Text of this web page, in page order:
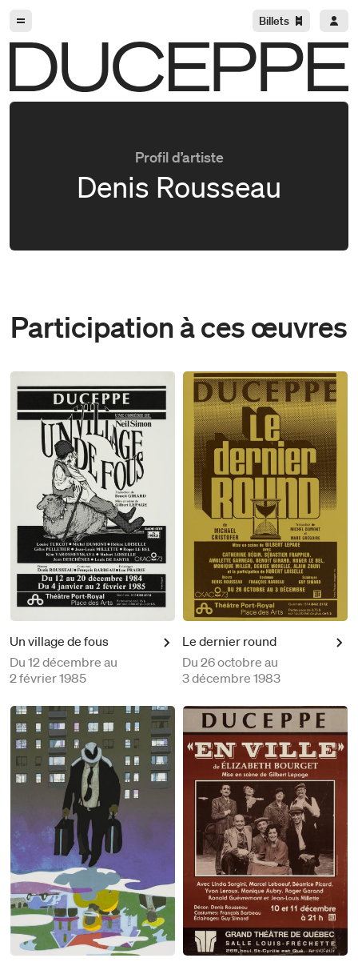
Billets
Profil d’artiste
Denis Rousseau
Participation à ces œuvres
Un village de fous
Du 12 décembre au
2 février 1985
Le dernier round
Du 26 octobre au
3 décembre 1983